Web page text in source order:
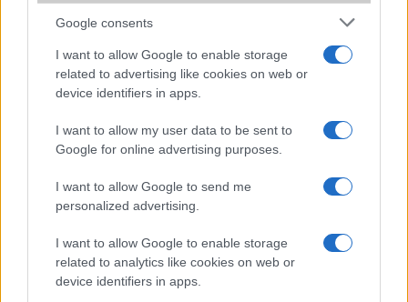
Google consents
I want to allow Google to enable storage
related to advertising like cookies on web or
device identifiers in apps.
I want to allow my user data to be sent to
Google for online advertising purposes.
I want to allow Google to send me
personalized advertising.
I want to allow Google to enable storage
related to analytics like cookies on web or
device identifiers in apps.
LEGOLVASOTTABBAK
Számos népszerű Samsung Galaxy készülék kimarad a One
UI 9 frissítésből – itt a lista az érintett modellekről
iPhone 18 bemutató dátum - ekkor rántja le a leplet az
Apple az új csúcsmobilokról
Az Android rejtett automatizmusai: hat funkció, amely
észrevétlenül könnyíti meg a mindennapokat
Ez a rejtett Samsung funkció teljesen megváltoztatja a